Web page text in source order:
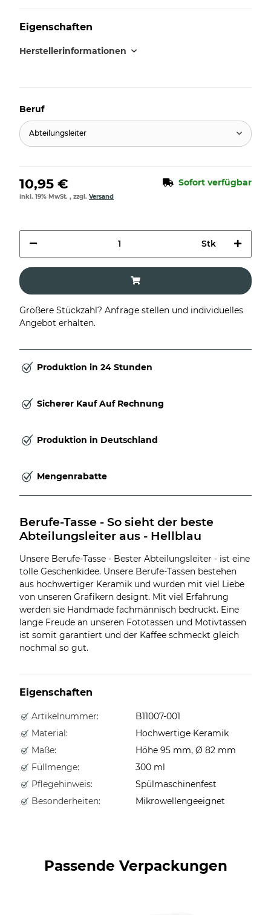
Eigenschaften
Herstellerinformationen
Beruf
Abteilungsleiter
10,95 € Sofort verfügbar
inkl. 19% MwSt. , zzgl. Versand
Stk
Größere Stückzahl? Anfrage stellen und individuelles
Angebot erhalten.
Produktion in 24 Stunden
Sicherer Kauf Auf Rechnung
Produktion in Deutschland
Mengenrabatte
Berufe-Tasse - So sieht der beste
Abteilungsleiter aus - Hellblau
Unsere Berufe-Tasse - Bester Abteilungsleiter - ist eine
tolle Geschenkidee. Unsere Berufe-Tassen bestehen
aus hochwertiger Keramik und wurden mit viel Liebe
von unseren Grafikern designt. Mit viel Erfahrung
werden sie Handmade fachmännisch bedruckt. Eine
lange Freude an unseren Fototassen und Motivtassen
ist somit garantiert und der Kaffee schmeckt gleich
nochmal so gut.
Eigenschaften
Artikelnummer:
B11007-001
Material:
Hochwertige Keramik
Maße:
Höhe 95 mm, Ø 82 mm
Füllmenge:
300 ml
Pflegehinweis:
Spülmaschinenfest
Besonderheiten:
Mikrowellengeeignet
Passende Verpackungen